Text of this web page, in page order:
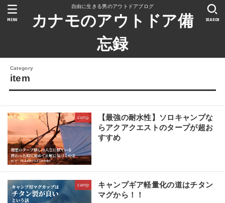
自由に生きる男のアウトドアブログ
カナモのアウトドア備
忘録
SEARCH
MENU
item
camp
【最強の耐水性】ソロキャンプな
らアクアクエストのタープが超お
すすめ
camp
キャンプギア軽量化の道はチタン
マグから！！